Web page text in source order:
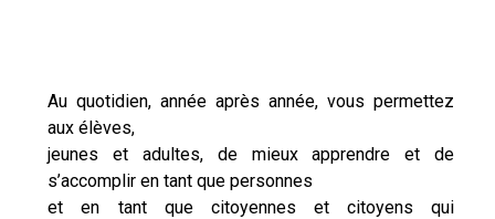
Au quotidien, année après année, vous permettez
aux élèves,
jeunes et adultes, de mieux apprendre et de
s’accomplir en tant que personnes
et en tant que citoyennes et citoyens qui